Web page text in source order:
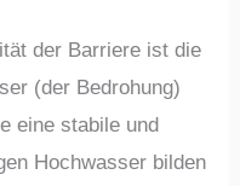
der Barriere ist die
(der Bedrohung)
eine stabile und
Hochwasser bilden